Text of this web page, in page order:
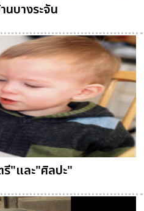
นบางระจัน
"และ"ศิลปะ"